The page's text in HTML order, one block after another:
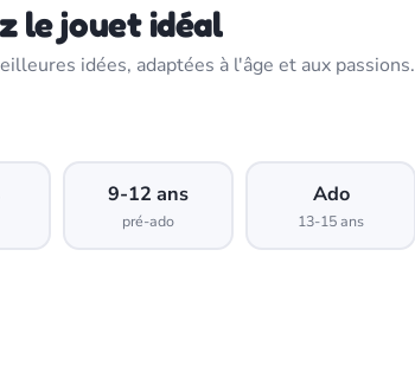
le jouet idéal
idées, adaptées à l'âge et aux passions.
9-12 ans
pré-ado
Ado
13-15 ans